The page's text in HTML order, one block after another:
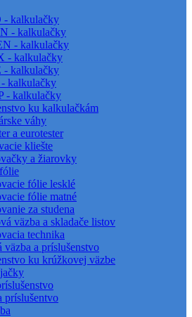
- kalkulačky
- kalkulačky
- kalkulačky
- kalkulačky
kalkulačky
kalkulačky
- kalkulačky
ku kalkulačkám
váhy
a eurotester
kliešte
a žiarovky
fólie lesklé
fólie matné
za studena
väzba a skladače listov
technika
väzba a príslušenstvo
ku krúžkovej väzbe
príslušentvo